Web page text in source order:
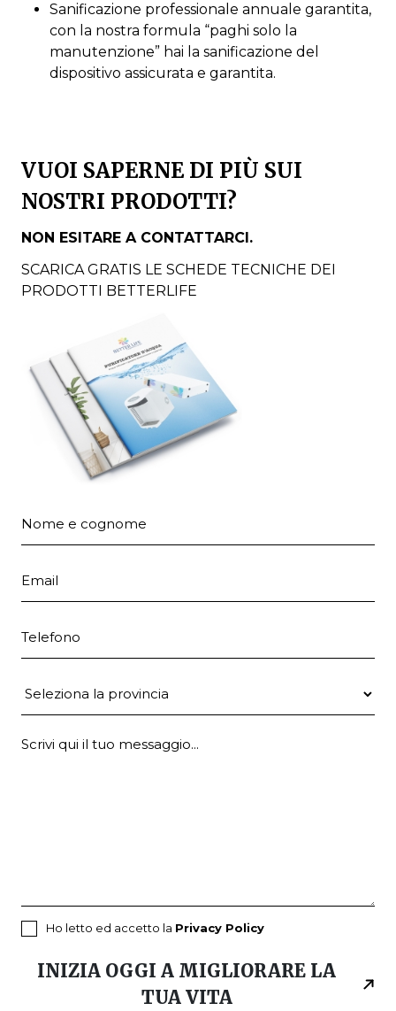
Sanificazione professionale annuale garantita,
con la nostra formula “paghi solo la
manutenzione” hai la sanificazione del
dispositivo assicurata e garantita.
VUOI SAPERNE DI PIÙ SUI
NOSTRI PRODOTTI?
NON ESITARE A CONTATTARCI.
SCARICA GRATIS LE SCHEDE TECNICHE DEI
PRODOTTI BETTERLIFE
Ho letto ed accetto la Privacy Policy
INIZIA OGGI A MIGLIORARE LA
TUA VITA